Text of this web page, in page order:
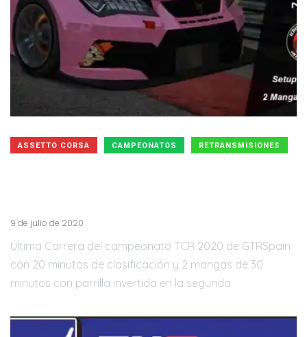
ASSETTO CORSA CAMPEONATOS RETRANSMISIONES
9 de julio de 2020
Última Carrera del campeonato TCR 2020 de GTRSpain
con 20 minutos de clasificación y 2 mangas de 30
minutos con parrilla invertida en la segunda